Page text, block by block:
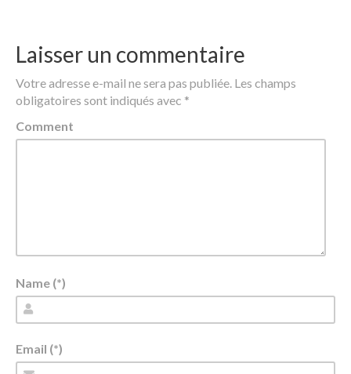
Laisser un commentaire
Votre adresse e-mail ne sera pas publiée. Les champs
obligatoires sont indiqués avec *
Comment
Name (*)
Email (*)